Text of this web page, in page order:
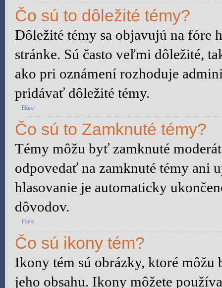
Čo sú to dôležité témy?
Dôležité témy sa objavujú na fóre
stránke. Sú často veľmi dôležité,
ako pri oznámení rozhoduje
pridávať dôležité témy.
Hore
Čo sú to Zamknuté témy?
Témy môžu byť zamknuté
odpovedať na zamknuté témy ani
hlasovanie je automaticky
dôvodov.
Hore
Čo sú ikony tém?
Ikony tém sú obrázky, ktoré
jeho obsahu. Ikony môžete